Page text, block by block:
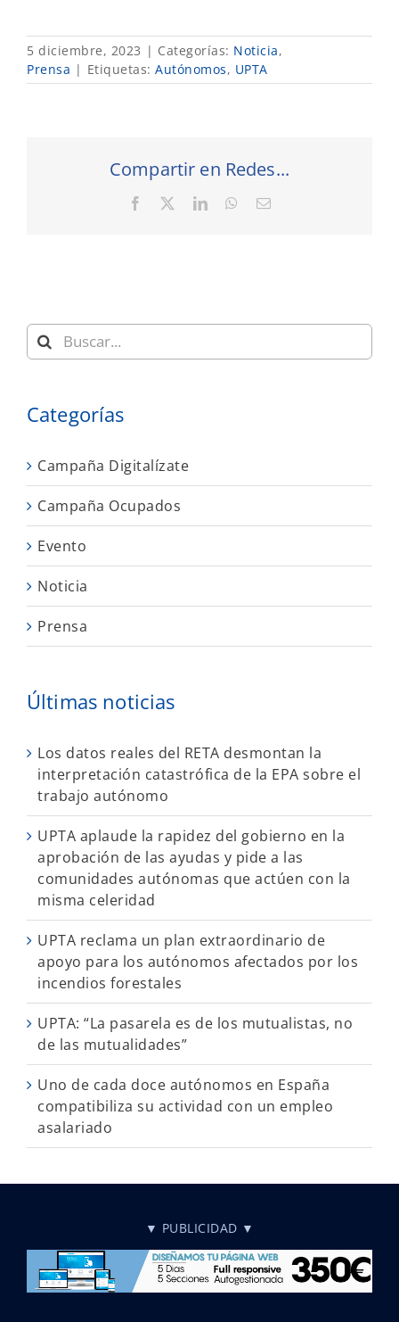
5 diciembre, 2023 | Categorías: Noticia,
Prensa | Etiquetas: Autónomos, UPTA
Compartir en Redes...
Facebook LinkedInWhatsApp
Correo
Buscar:
Categorías
Campaña Digitalízate
Campaña Ocupados
Evento
Noticia
Prensa
Últimas noticias
Los datos reales del RETA desmontan la
interpretación catastrófica de la EPA sobre el
trabajo autónomo
UPTA aplaude la rapidez del gobierno en la
aprobación de las ayudas y pide a las
comunidades autónomas que actúen con la
misma celeridad
UPTA reclama un plan extraordinario de
apoyo para los autónomos afectados por los
incendios forestales
UPTA: “La pasarela es de los mutualistas, no
de las mutualidades”
Uno de cada doce autónomos en España
compatibiliza su actividad con un empleo
asalariado
▼ PUBLICIDAD ▼